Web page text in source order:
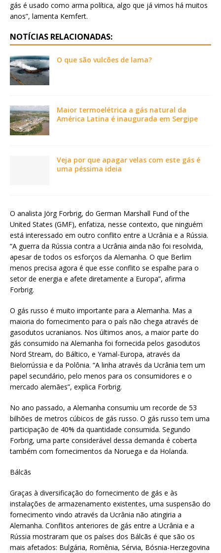
gás é usado como arma política, algo que já vimos há muitos
anos”, lamenta Kemfert.
NOTÍCIAS RELACIONADAS:
O que são vulcões de lama?
Maior termoelétrica a gás natural da
América Latina é inaugurada em Sergipe
Veja por que apagar velas com este gás é
uma péssima ideia
O analista Jörg Forbrig, do German Marshall Fund of the
United States (GMF), enfatiza, nesse contexto, que ninguém
está interessado em outro conflito entre a Ucrânia e a Rússia.
“A guerra da Rússia contra a Ucrânia ainda não foi resolvida,
apesar de todos os esforços da Alemanha. O que Berlim
menos precisa agora é que esse conflito se espalhe para o
setor de energia e afete diretamente a Europa”, afirma
Forbrig.
O gás russo é muito importante para a Alemanha. Mas a
maioria do fornecimento para o país não chega através de
gasodutos ucranianos. Nos últimos anos, a maior parte do
gás consumido na Alemanha foi fornecida pelos gasodutos
Nord Stream, do Báltico, e Yamal-Europa, através da
Bielorrússia e da Polônia. “A linha através da Ucrânia tem um
papel secundário, pelo menos para os consumidores e o
mercado alemães”, explica Forbrig.
No ano passado, a Alemanha consumiu um recorde de 53
bilhões de metros cúbicos de gás russo. O gás russo tem uma
participação de 40% da quantidade consumida. Segundo
Forbrig, uma parte considerável dessa demanda é coberta
também com fornecimentos da Noruega e da Holanda.
Bálcãs
Graças à diversificação do fornecimento de gás e às
instalações de armazenamento existentes, uma suspensão do
fornecimento vindo através da Ucrânia não atingiria a
Alemanha. Conflitos anteriores de gás entre a Ucrânia e a
Rússia mostraram que os países dos Bálcãs é que são os
mais afetados: Bulgária, Romênia, Sérvia, Bósnia-Herzegovina